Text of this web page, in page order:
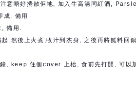
意唔好攪散佢地, 加入牛高湯同紅酒,
成. 備用
, 備用.
然後上火煮,收汁到杰身, 之後再將餸料回
, keep 住個cover 上枱, 食前先打開, 可以